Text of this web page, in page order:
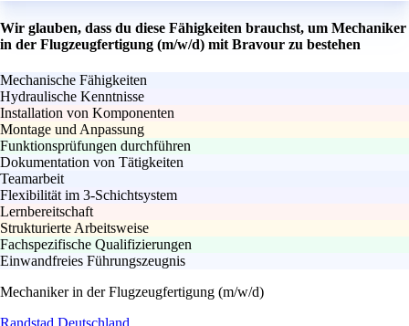
Wir glauben, dass du diese Fähigkeiten brauchst, um Mechaniker
in der Flugzeugfertigung (m/w/d) mit Bravour zu bestehen
Mechanische Fähigkeiten
Hydraulische Kenntnisse
Installation von Komponenten
Montage und Anpassung
Funktionsprüfungen durchführen
Dokumentation von Tätigkeiten
Teamarbeit
Flexibilität im 3-Schichtsystem
Lernbereitschaft
Strukturierte Arbeitsweise
Fachspezifische Qualifizierungen
Einwandfreies Führungszeugnis
Mechaniker in der Flugzeugfertigung (m/w/d)